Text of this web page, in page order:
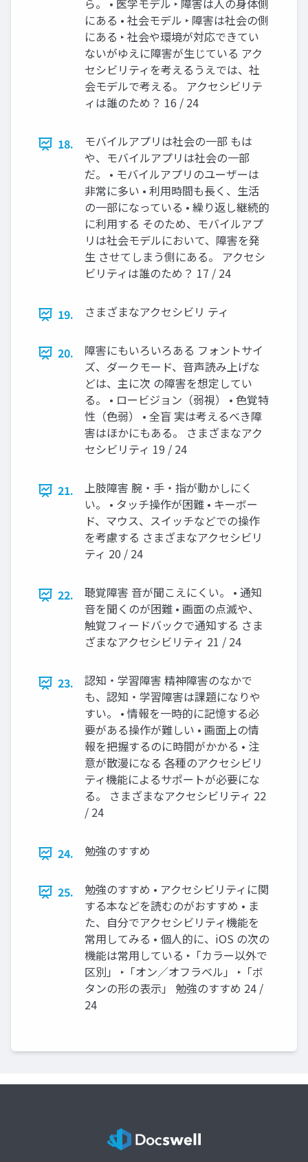
ら。 • 医学モデル ‣ 障害は人の身体側
にある • 社会モデル ‣ 障害は社会の側
にある ‣ 社会や環境が対応できてい
ないがゆえに障害が生じている アク
セシビリティを考えるうえでは、社
会モデルで考える。 アクセシビリテ
ィは誰のため？ 16 / 24
18.
モバイルアプリは社会の一部 もは
や、モバイルアプリは社会の一部
だ。 • モバイルアプリのユーザーは
非常に多い • 利用時間も長く、生活
の一部になっている • 繰り返し継続的
に利用する そのため、モバイルアプ
リは社会モデルにおいて、障害を発
生 させてしまう側にある。 アクセシ
ビリティは誰のため？ 17 / 24
19. さまざまなアクセシビリ ティ
20.
障害にもいろいろある フォントサイ
ズ、ダークモード、音声読み上げな
どは、主に次 の障害を想定してい
る。 • ロービジョン（弱視） • 色覚特
性（色弱） • 全盲 実は考えるべき障
害はほかにもある。 さまざまなアク
セシビリティ 19 / 24
21.
上肢障害 腕・手・指が動かしにく
い。 • タッチ操作が困難 • キーボー
ド、マウス、スイッチなどでの操作
を考慮する さまざまなアクセシビリ
ティ 20 / 24
22.
聴覚障害 音が聞こえにくい。 • 通知
音を聞くのが困難 • 画面の点滅や、
触覚フィードバックで通知する さま
ざまなアクセシビリティ 21 / 24
23.
認知・学習障害 精神障害のなかで
も、認知・学習障害は課題になりや
すい。 • 情報を一時的に記憶する必
要がある操作が難しい • 画面上の情
報を把握するのに時間がかかる • 注
意が散漫になる 各種のアクセシビリ
ティ機能によるサポートが必要にな
る。 さまざまなアクセシビリティ 22
/ 24
24. 勉強のすすめ
25.
勉強のすすめ • アクセシビリティに関
する本などを読むのがおすすめ • ま
た、自分でアクセシビリティ機能を
常用してみる • 個人的に、iOS の次の
機能は常用している ‣「カラー以外で
区別」 ‣「オン／オフラベル」 ‣「ボ
タンの形の表示」 勉強のすすめ 24 /
24